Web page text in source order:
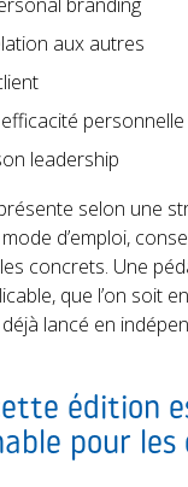
aux autres
leadership
selon une
d’emploi,
concrets. Une
que l’on soit
lancé en
édition
pour les